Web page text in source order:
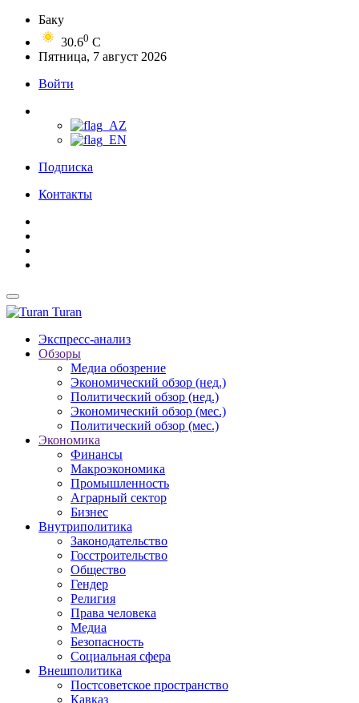
Баку
30.60 C
Пятница, 7 август 2026
Войти
Подписка
Контакты
Turan
Экспресс-анализ
Обзоры
Медиа обозрение
Экономический обзор (нед.)
Политический обзор (нед.)
Экономический обзор (мес.)
Политический обзор (мес.)
Экономика
Финансы
Макроэкономика
Промышленность
Аграрный сектор
Бизнес
Внутриполитика
Законодательство
Госстроительство
Общество
Гендер
Религия
Права человека
Медиа
Безопасность
Социальная сфера
Внешполитика
Постсоветское пространство
Кавказ